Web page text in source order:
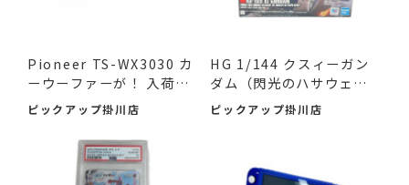
Pioneer TS-WX3030 カ
ーウーファーが！ 入荷し
ました♪
ピックアップ掛川店
HG 1/144 クスィーガン
ダム（閃光のハサウェ
イ）が...
ピックアップ掛川店